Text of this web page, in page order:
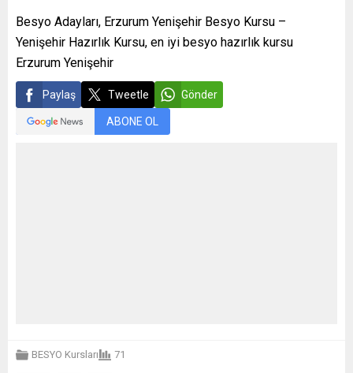
Besyo Adayları, Erzurum Yenişehir Besyo Kursu –
Yenişehir Hazırlık Kursu, en iyi besyo hazırlık kursu
Erzurum Yenişehir
Paylaş Tweetle Gönder
ABONE OL
BESYO Kursları 71